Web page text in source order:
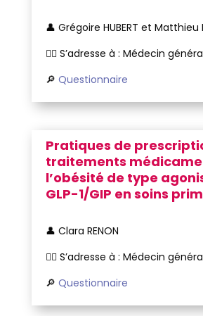
👤 Grégoire HUBERT et Matthieu
🧑‍⚕️ S’adresse à : Médecin
🔎 Questionnaire
Pratiques de
traitements
l’obésité de type
GLP-1/GIP en soins
👤 Clara RENON
🧑‍⚕️ S’adresse à : Médecin
🔎 Questionnaire